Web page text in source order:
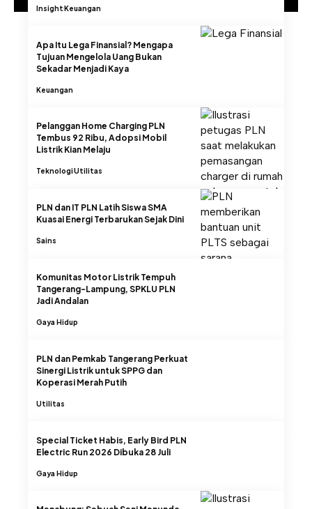
InsightKeuangan
Apa Itu Lega Finansial? Mengapa
Tujuan Mengelola Uang Bukan
Sekadar Menjadi Kaya
Keuangan
Pelanggan Home Charging PLN
Tembus 92 Ribu, Adopsi Mobil
Listrik Kian Melaju
TeknologiUtilitas
PLN dan IT PLN Latih Siswa SMA
Kuasai Energi Terbarukan Sejak Dini
Sains
Komunitas Motor Listrik Tempuh
Tangerang-Lampung, SPKLU PLN
Jadi Andalan
Gaya Hidup
PLN dan Pemkab Tangerang Perkuat
Sinergi Listrik untuk SPPG dan
Koperasi Merah Putih
Utilitas
Special Ticket Habis, Early Bird PLN
Electric Run 2026 Dibuka 28 Juli
Gaya Hidup